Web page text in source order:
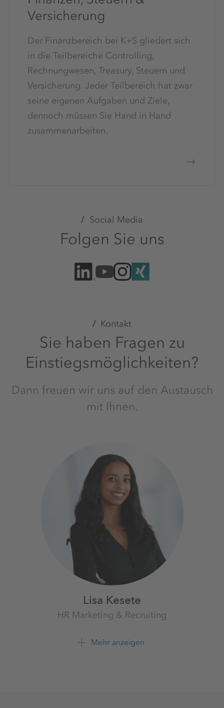
Versicherung
Der Finanzbereich bei K+S gliedert sich
in die Teilbereiche Controlling,
Rechnungwesen, Treasury, Steuern und
Versicherung. Jeder Teilbereich hat zwar
seine eigenen Aufgaben und Ziele,
dennoch müssen Sie Hand in Hand
zusammenarbeiten.
Social Media
Folgen Sie uns
Kontakt
Sie haben Fragen zu
Einstiegsmöglichkeiten?
Dann freuen wir uns auf den Austausch
mit Ihnen.
Lisa Kesete
HR Marketing & Recruiting
K+S Aktiengesellschaft
Mehr anzeigen